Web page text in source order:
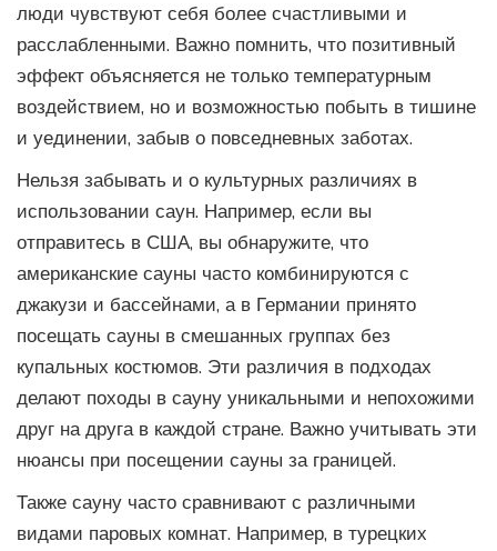
люди чувствуют себя более счастливыми и
расслабленными. Важно помнить, что позитивный
эффект объясняется не только температурным
воздействием, но и возможностью побыть в тишине
и уединении, забыв о повседневных заботах.
Нельзя забывать и о культурных различиях в
использовании саун. Например, если вы
отправитесь в США, вы обнаружите, что
американские сауны часто комбинируются с
джакузи и бассейнами, а в Германии принято
посещать сауны в смешанных группах без
купальных костюмов. Эти различия в подходах
делают походы в сауну уникальными и непохожими
друг на друга в каждой стране. Важно учитывать эти
нюансы при посещении сауны за границей.
Также сауну часто сравнивают с различными
видами паровых комнат. Например, в турецких